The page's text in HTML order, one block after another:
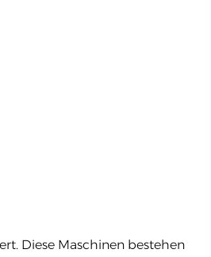
Diese Maschinen bestehen